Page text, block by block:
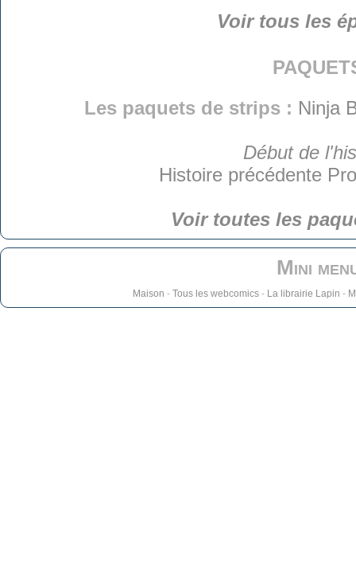
Voir tous les
Les paquets de strips : Ninja
Début de
Histoire précédente
Voir toutes les
Mini
Maison - Tous les webcomics- La librairie Lapin -